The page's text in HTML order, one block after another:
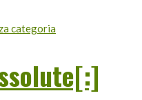
categoria